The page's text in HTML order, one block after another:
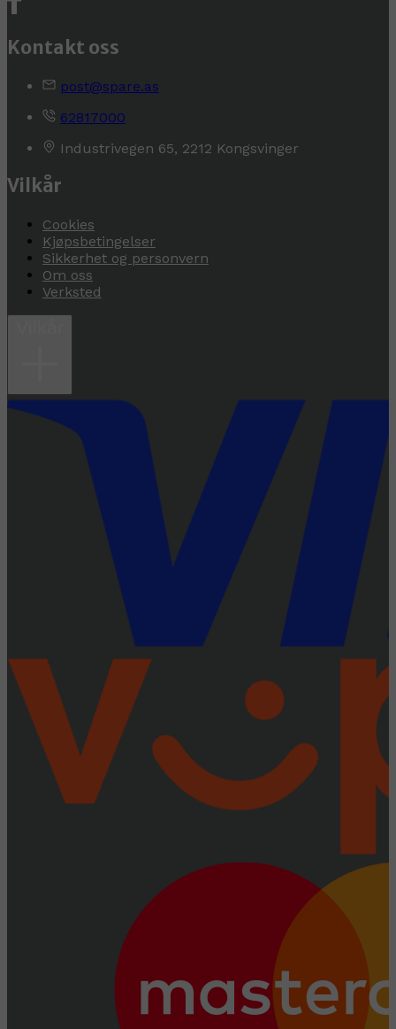
Kontakt oss
post@spare.as
62817000
Industrivegen 65, 2212 Kongsvinger
Vilkår
Cookies
Kjøpsbetingelser
Sikkerhet og personvern
Om oss
Verksted